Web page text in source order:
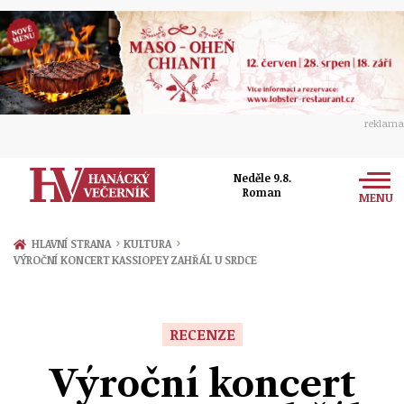
reklama
Neděle 9.8.
Roman
MENU
Zprávy
Přerov
Ekonomika
Ženy
Sport
HLAVNÍ STRANA › KULTURA ›
VÝROČNÍ KONCERT KASSIOPEY ZAHŘÁL U SRDCE
RECENZE
Výroční koncert